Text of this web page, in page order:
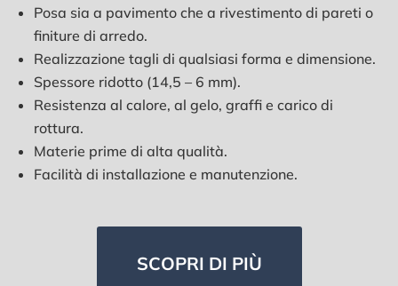
Posa sia a pavimento che a rivestimento di pareti o
finiture di arredo.
Realizzazione tagli di qualsiasi forma e dimensione.
Spessore ridotto (14,5 – 6 mm).
Resistenza al calore, al gelo, graffi e carico di
rottura.
Materie prime di alta qualità.
Facilità di installazione e manutenzione.
SCOPRI DI PIÙ